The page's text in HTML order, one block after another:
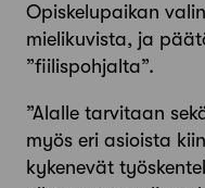
Opiskelu­paikan
mielikuvista, ja
”fiilispohjalta”.
”Alalle tarvitaan
myös eri asioista
kykenevät